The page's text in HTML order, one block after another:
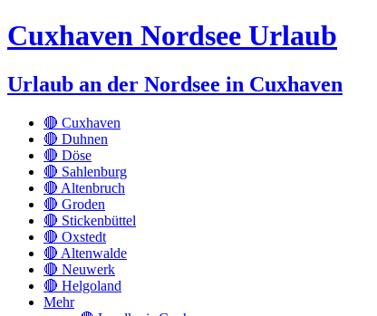
Cuxhaven Nordsee Urlaub
Urlaub an der Nordsee in Cuxhaven
🔴 Cuxhaven
🔴 Duhnen
🔴 Döse
🔴 Sahlenburg
🔴 Altenbruch
🔴 Groden
🔴 Stickenbüttel
🔴 Oxstedt
🔴 Altenwalde
🔴 Neuwerk
🔴 Helgoland
Mehr